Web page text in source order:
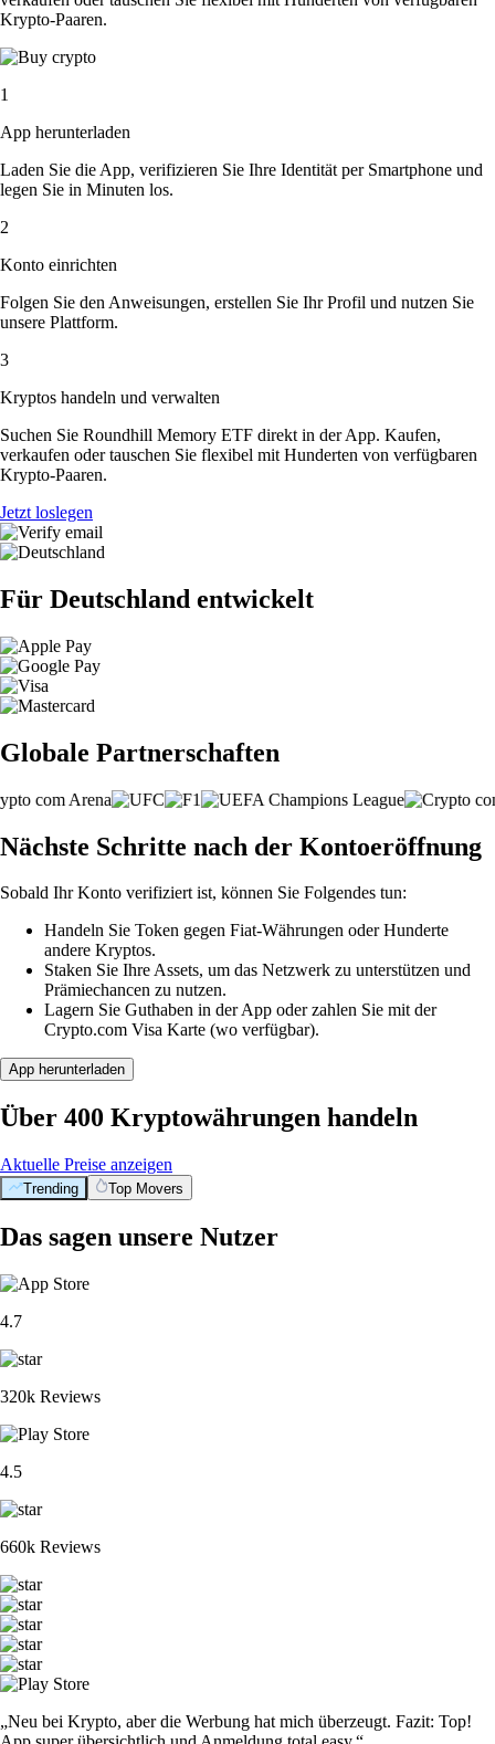
Krypto-Paaren.
1
App herunterladen
Laden Sie die App, verifizieren Sie Ihre Identität per Smartphone und
legen Sie in Minuten los.
2
Konto einrichten
Folgen Sie den Anweisungen, erstellen Sie Ihr Profil und nutzen Sie
unsere Plattform.
3
Kryptos handeln und verwalten
Suchen Sie Roundhill Memory ETF direkt in der App. Kaufen,
verkaufen oder tauschen Sie flexibel mit Hunderten von verfügbaren
Krypto-Paaren.
Jetzt loslegen
Für Deutschland entwickelt
Globale Partnerschaften
Nächste Schritte nach der Kontoeröffnung
Sobald Ihr Konto verifiziert ist, können Sie Folgendes tun:
Handeln Sie Token gegen Fiat-Währungen oder Hunderte
andere Kryptos.
Staken Sie Ihre Assets, um das Netzwerk zu unterstützen und
Prämiechancen zu nutzen.
Lagern Sie Guthaben in der App oder zahlen Sie mit der
Crypto.com Visa Karte (wo verfügbar).
App herunterladen
Über 400 Kryptowährungen handeln
Aktuelle Preise anzeigen
Trending Top Movers
Das sagen unsere Nutzer
4.7
320k Reviews
4.5
660k Reviews
„Neu bei Krypto, aber die Werbung hat mich überzeugt. Fazit: Top!